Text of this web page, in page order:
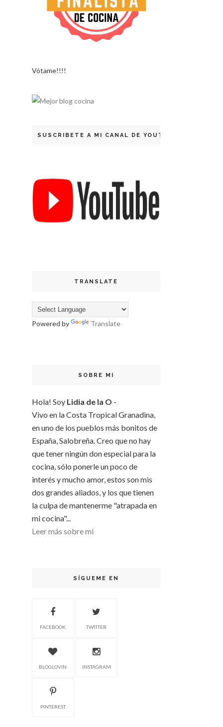
Vótame!!!!
SUSCRIBETE A MI CANAL DE YOUTUBE
TRANSLATE
Powered by Translate
SOBRE MI
Hola! Soy Lidia de la O -
Vivo en la Costa Tropical Granadina,
en uno de los pueblos más bonitos de
España, Salobreña. Creo que no hay
que tener ningún don especial para la
cocina, sólo ponerle un poco de
interés y mucho amor, estos son mis
dos grandes aliados, y los que tienen
la culpa de mantenerme "atrapada en
mi cocina"...
Leer más sobre mi
SÍGUEME EN
FACEBOOK TWITTER
BLOGLOVIN INSTAGRAM
PINTEREST